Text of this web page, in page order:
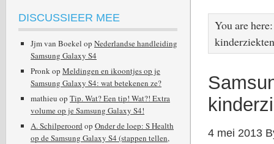
You are
kinderziekten
4 mei 2013
DISCUSSIEER MEE
Jjm van Boekel op Nederlandse handleiding
Samsung Galaxy S4
Pronkop Meldingen en ikoontjes op je
Samsung Galaxy S4: wat betekenen ze?
mathieu op Tip. Wat? Een tip! Wat?! Extra
volume op je Samsung Galaxy S4!
A. Schilperoord op Onder de loep: S Health
op de Samsung Galaxy S4 (stappen tellen,